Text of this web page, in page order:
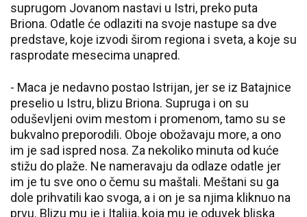
suprugom Jovanom nastavi u Istri, preko puta
Briona. Odatle će odlaziti na svoje nastupe sa dve
predstave, koje izvodi širom regiona i sveta, a koje su
rasprodate mesecima unapred.
- Maca je nedavno postao Istrijan, jer se iz Batajnice
preselio u Istru, blizu Briona. Supruga i on su
oduševljeni ovim mestom i promenom, tamo su se
bukvalno preporodili. Oboje obožavaju more, a ono
im je sad ispred nosa. Za nekoliko minuta od kuće
stižu do plaže. Ne nameravaju da odlaze odatle jer
im je tu sve ono o čemu su maštali. Meštani su ga
dole prihvatili kao svoga, a i on je sa njima kliknuo na
prvu. Blizu mu je i Italija, koja mu je oduvek bliska